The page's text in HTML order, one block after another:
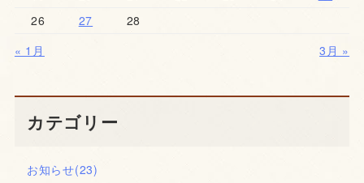
26
27
28
« 1月
3月 »
カテゴリー
お知らせ(23)